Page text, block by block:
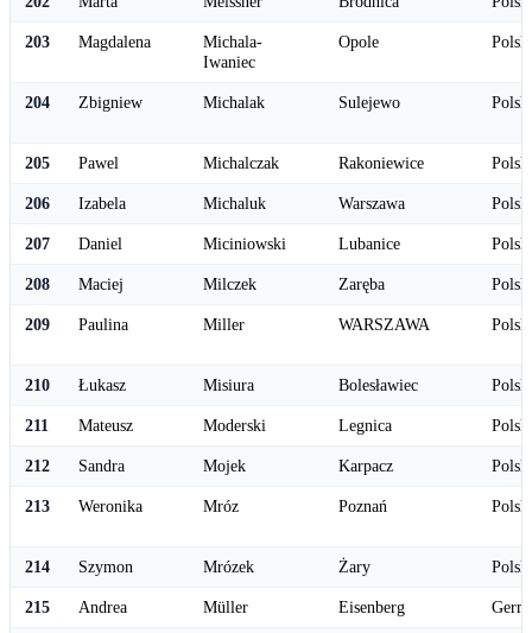
203 Magdalena
Michala-
Iwaniec
Opole
204 Zbigniew Michalak Sulejewo
205 Pawel Michalczak Rakoniewice
206 Izabela Michaluk Warszawa
207 Daniel Miciniowski Lubanice
208 Maciej Milczek Zaręba
209 Paulina Miller WARSZAWA
210 Łukasz Misiura Bolesławiec
211 Mateusz Moderski Legnica
212 Sandra Mojek Karpacz
213 Weronika Mróz Poznań
214 Szymon Mrózek Żary
215 Andrea Müller Eisenberg